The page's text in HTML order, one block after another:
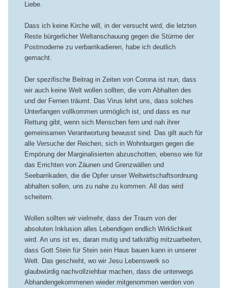
Liebe.
Dass ich keine Kirche will, in der versucht wird, die letzten
Reste bürgerlicher Weltanschauung gegen die Stürme der
Postmoderne zu verbarrikadieren, habe ich deutlich
gemacht.
Der spezifische Beitrag in Zeiten von Corona ist nun, dass
wir auch keine Welt wollen sollten, die vom Abhalten des
und der Fernen träumt. Das Virus lehrt uns, dass solches
Unterfangen vollkommen unmöglich ist, und dass es nur
Rettung gibt, wenn sich Menschen fern und nah ihrer
gemeinsamen Verantwortung bewusst sind. Das gilt auch für
alle Versuche der Reichen, sich in Wohnburgen gegen die
Empörung der Marginalisierten abzuschotten, ebenso wie für
das Errichten von Zäunen und Grenzwällen und
Seebarrikaden, die die Opfer unser Weltwirtschaftsordnung
abhalten sollen, uns zu nahe zu kommen. All das wird
scheitern.
Wollen sollten wir vielmehr, dass der Traum von der
absoluten Inklusion alles Lebendigen endlich Wirklichkeit
wird. An uns ist es, daran mutig und tatkräftig mitzuarbeiten,
dass Gott Stein für Stein sein Haus bauen kann in unserer
Welt. Das geschieht, wo wir Jesu Lebenswerk so
glaubwürdig nachvollziehbar machen, dass die unterwegs
Abhandengekommenen wieder mitgenommen werden von